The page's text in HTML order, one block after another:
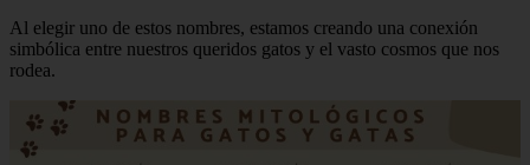
Al elegir uno de estos nombres, estamos creando una conexión
simbólica entre nuestros queridos gatos y el vasto cosmos que nos
rodea.